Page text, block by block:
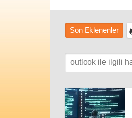
Son Eklenenler